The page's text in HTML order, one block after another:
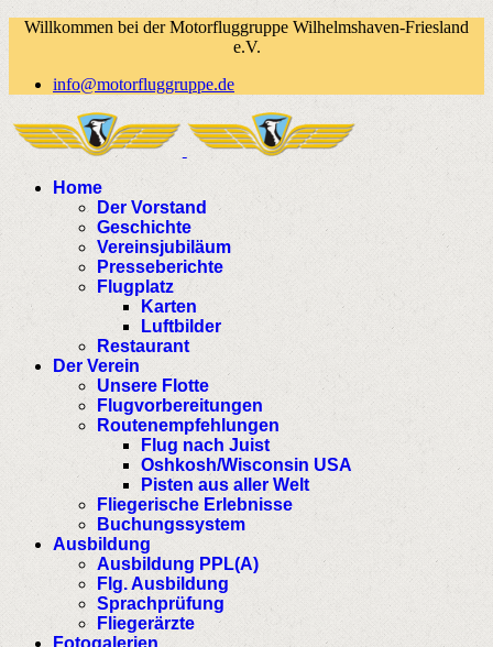
Willkommen bei der Motorfluggruppe Wilhelmshaven-Friesland
e.V.
info@motorfluggruppe.de
Home
Der Vorstand
Geschichte
Vereinsjubiläum
Presseberichte
Flugplatz
Karten
Luftbilder
Restaurant
Der Verein
Unsere Flotte
Flugvorbereitungen
Routenempfehlungen
Flug nach Juist
Oshkosh/Wisconsin USA
Pisten aus aller Welt
Fliegerische Erlebnisse
Buchungssystem
Ausbildung
Ausbildung PPL(A)
Flg. Ausbildung
Sprachprüfung
Fliegerärzte
Fotogalerien